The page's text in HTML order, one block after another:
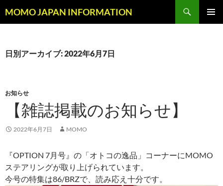
ン
ツ
キ
MOMO JAPAN INFORMATION
索
日別アーカイブ: 2022年6月7日
お知らせ
【雑誌掲載のお知らせ】
2022年6月7日 MOMO
『OPTION 7月号』の「オトコの逸品」コーナーにMOMO
ステアリングが取り上げられています。
今号の特集は86/BRZで、読み応え十分です。